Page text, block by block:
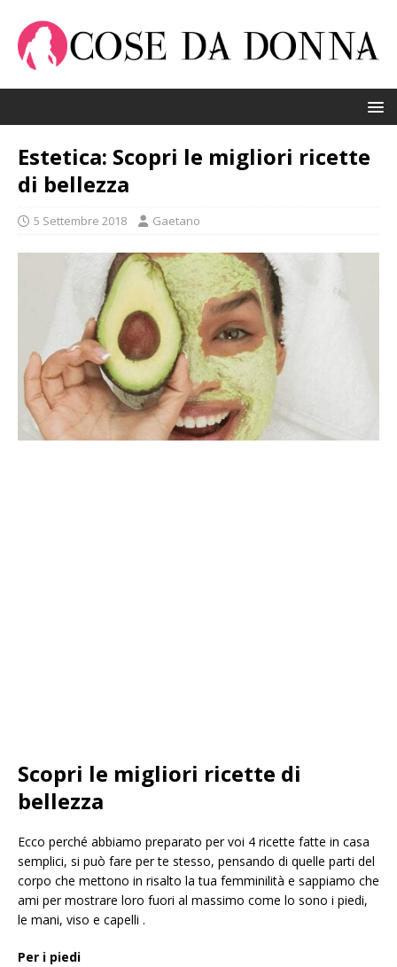
Estetica: Scopri le migliori ricette
di bellezza
5 Settembre 2018 Gaetano
Scopri le migliori ricette di
bellezza
Ecco perché abbiamo preparato per voi 4 ricette fatte in casa
semplici, si può fare per te stesso, pensando di quelle parti del
corpo che mettono in risalto la tua femminilità e sappiamo che
ami per mostrare loro fuori al massimo come lo sono i piedi,
le mani, viso e capelli .
Per i piedi